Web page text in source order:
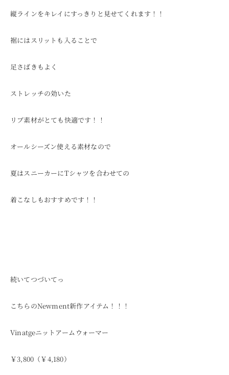
縦ラインをキレイにすっきりと見せてくれます！！
裾にはスリットも入ることで
足さばきもよく
ストレッチの効いた
リブ素材がとても快適です！！
オールシーズン使える素材なので
夏はスニーカーにTシャツを合わせての
着こなしもおすすめです！！
続いてつづいてっ
こちらのNewment新作アイテム！！！
Vinatgeニットアームウォーマー
￥3,800（￥4,180）